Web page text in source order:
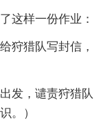
样一份作业：
猎队写封信，
发，谴责狩猎队
。）